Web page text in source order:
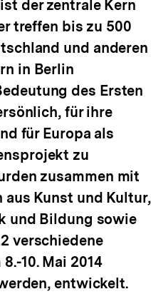
der zentrale Kern
treffen bis zu 500
und anderen
in Berlin
des Ersten
für ihre
für Europa als
zu
zusammen mit
aus Kunst und Kultur,
und Bildung sowie
verschiedene
10. Mai 2014
entwickelt.